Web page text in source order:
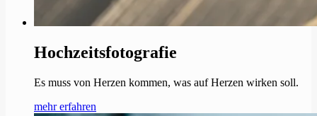
Hochzeitsfotografie
Es muss von Herzen kommen, was auf Herzen wirken soll.
mehr erfahren